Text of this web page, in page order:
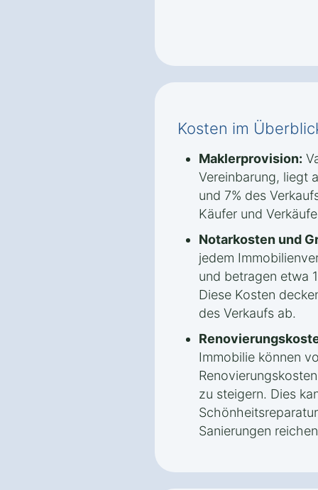
Kosten im
Maklerprovision:
Vereinbarung, liegt
und 7% des
Käufer und
Notarkosten und
jedem
und betragen etwa
Diese Kosten
des Verkaufs ab.
Immobilie können
zu steigern. Dies
Sanierungen